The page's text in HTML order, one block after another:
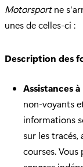
Motorsportne
unes de celles-ci :
Description des
Assistances
non-voyants
informations
sur les
courses.